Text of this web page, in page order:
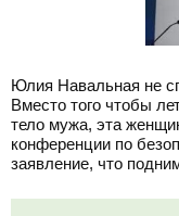
Юлия Навальная не
Вместо того чтобы
тело мужа, эта
конференции по
заявление, что